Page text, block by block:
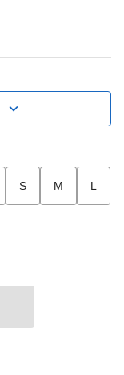
S M L